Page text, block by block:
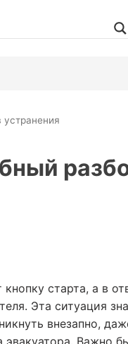
устранения
старта, а в
Эта ситуация
внезапно,
Важно